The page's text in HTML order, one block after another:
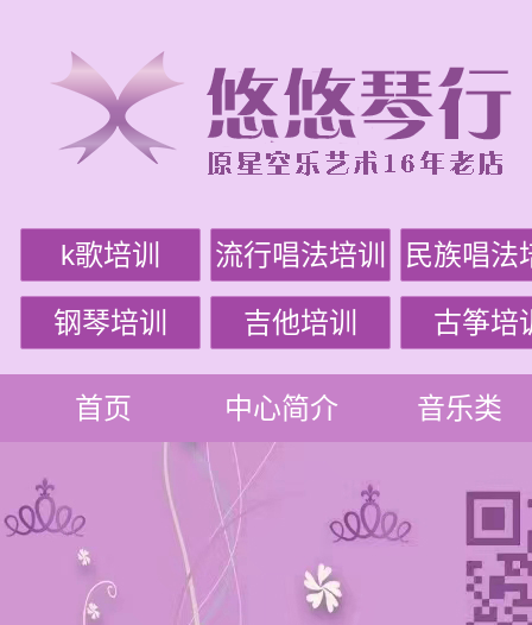
k歌培训 流行唱法培训 民族唱法
钢琴培训 吉他培训 古筝培
首页 中心简介 音乐类